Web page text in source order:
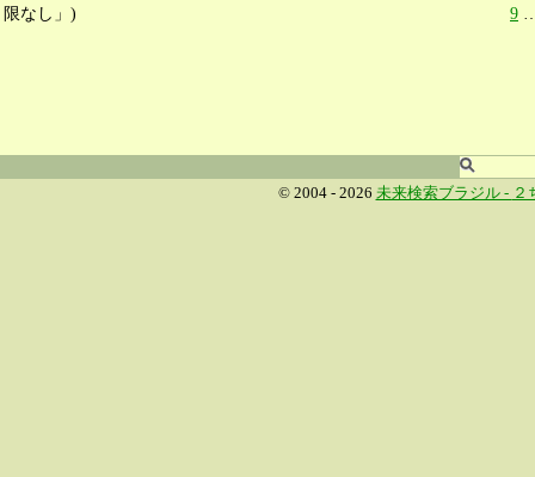
限なし」)
9
© 2004 - 2026 未来検索ブラジル - ２